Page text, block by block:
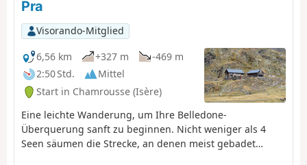
Blick von der Meije angezogen, die so
nah zu sein scheint.⚠️ Diese
Wanderung kann vom 30.06. bis zum
01.10. nur zu Fuß unternommen
werden. ⚠️
Pra
Visorando-Mitglied
6,56 km
+327 m
-469 m
2:50 Std.
Mittel
Start in Chamrousse (Isère)
Eine leichte Wanderung, um Ihre Belledone-
Überquerung sanft zu beginnen. Nicht weniger als 4
Seen säumen die Strecke, an denen meist gebadet